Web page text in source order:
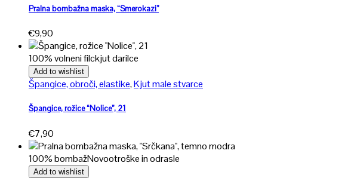
Pralna bombažna maska, “Smerokazi”
€9,90
100% volneni filckjut darilce
Add to wishlist
Špangice, obroči, elastike,Kjut male stvarce
Špangice, rožice “Nolice”, 21
€7,90
100% bombažNovootroške in odrasle
Add to wishlist